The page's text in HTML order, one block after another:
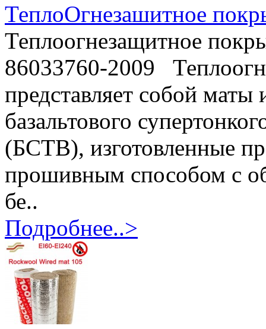
ТеплоОгнезашитное
Теплоогнезащитное
86033760-2009
представляет собой
базальтового
(БСТВ), изготовленные
прошивным способом с
бе..
Подробнее..>